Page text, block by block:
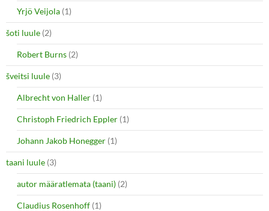
Yrjö Veijola (1)
šoti luule (2)
Robert Burns (2)
šveitsi luule (3)
Albrecht von Haller (1)
Christoph Friedrich Eppler (1)
Johann Jakob Honegger (1)
taani luule (3)
autor määratlemata (taani) (2)
Claudius Rosenhoff (1)